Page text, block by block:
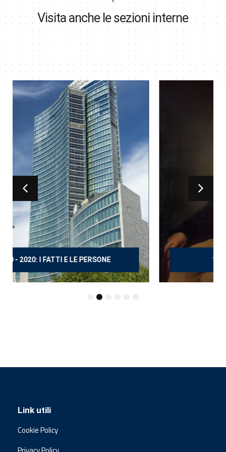
Visita anche le sezioni interne
150 ANNI DOPO MANZONI
Link utili
Cookie Policy